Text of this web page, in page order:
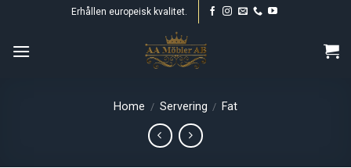
content
Erhållen europeisk kvalitet.
Home / Servering / Fat